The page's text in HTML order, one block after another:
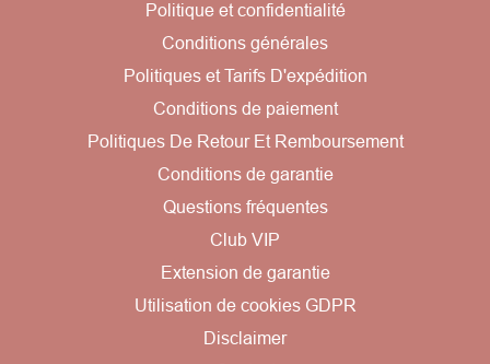
Politique et confidentialité
Conditions générales
Politiques et Tarifs D'expédition
Conditions de paiement
Politiques De Retour Et Remboursement
Conditions de garantie
Questions fréquentes
Club VIP
Extension de garantie
Utilisation de cookies GDPR
Disclaimer